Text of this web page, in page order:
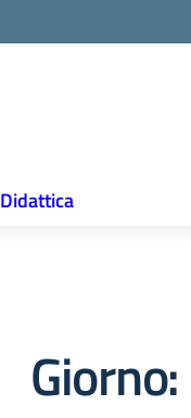
Didattica
Giorno: